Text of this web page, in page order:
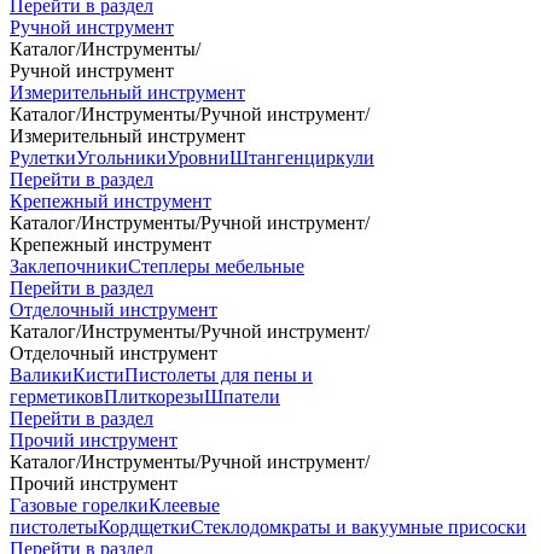
Перейти в раздел
Ручной инструмент
Каталог/Инструменты/
Ручной инструмент
Измерительный инструмент
Каталог/Инструменты/Ручной инструмент/
Измерительный инструмент
РулеткиУгольникиУровниШтангенциркули
Перейти в раздел
Крепежный инструмент
Каталог/Инструменты/Ручной инструмент/
Крепежный инструмент
ЗаклепочникиСтеплеры мебельные
Перейти в раздел
Отделочный инструмент
Каталог/Инструменты/Ручной инструмент/
Отделочный инструмент
ВаликиКистиПистолеты для пены и
герметиковПлиткорезыШпатели
Перейти в раздел
Прочий инструмент
Каталог/Инструменты/Ручной инструмент/
Прочий инструмент
Газовые горелкиКлеевые
пистолетыКордщеткиСтеклодомкраты и вакуумные присоски
Перейти в раздел